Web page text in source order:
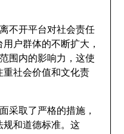
不开平台对社会责任
户群体的不断扩大，
围内的影响力，这使
重社会价值和文化责
采取了严格的措施，
规和道德标准。这